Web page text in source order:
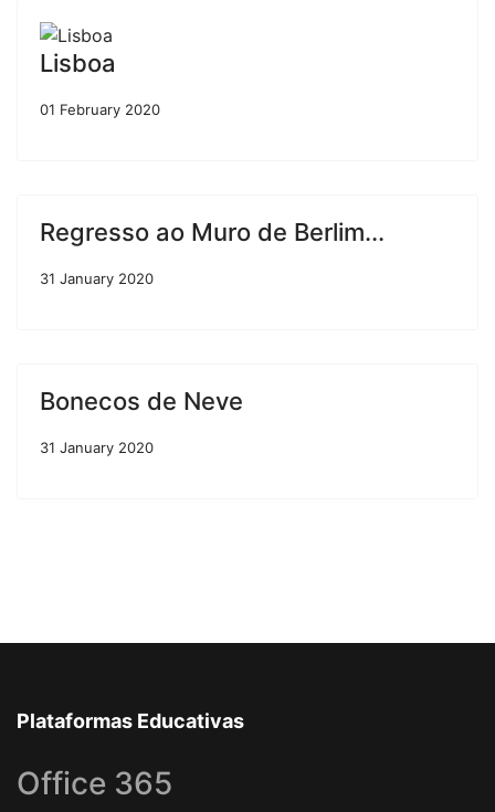
Lisboa
01 February 2020
Regresso ao Muro de Berlim...
31 January 2020
Bonecos de Neve
31 January 2020
Plataformas Educativas
Office 365